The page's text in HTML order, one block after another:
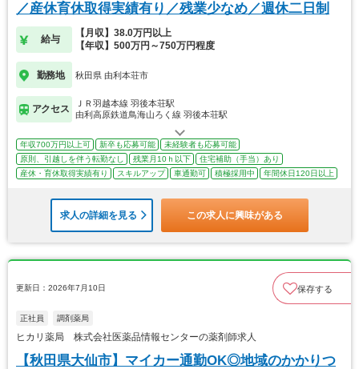
／産休育休取得実績有り／残業少なめ／週休二日制
給与
【月収】38.0万円以上
【年収】500万円～750万円程度
勤務地 秋田県 由利本荘市
アクセス
ＪＲ羽越本線 羽後本荘駅
由利高原鉄道鳥海山ろく線 羽後本荘駅
年収700万円以上可 新卒も応募可能
未経験者も応募可能
原則、引越しを伴う転勤なし
残業月10ｈ以下
住宅補助（手当）あり
産休・育休取得実績有り
スキルアップ 車通勤可 積極採用中 年間休日120日以上
求人の詳細を見る この求人に興味がある
更新日：2026年7月10日 保存する
正社員 調剤薬局
ヒカリ薬局 株式会社医薬品情報センターの薬剤師求人
【秋田県大仙市】マイカー通勤OK◎地域のかかりつ